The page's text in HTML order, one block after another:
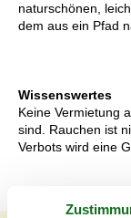
naturschönen,
dem aus ein Pfad
Wissenswertes
Keine Vermietung
sind. Rauchen ist
Verbots wird eine